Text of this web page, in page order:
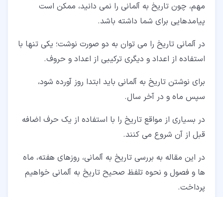
۵‏- بخش هایی از روز به آلمانی
مهم، چون تاریخ به آلمانی را نمی دانید، ممکن است
پیامدهایی برای شما داشته باشد.
در آلمانی تاریخ را می توان به دو صورت نوشت؛ یکی تنها با
استفاده از اعداد و دیگری ترکیبی از اعداد و حروف.
برای نوشتن تاریخ به آلمانی باید ابتدا روز آورده شود،
سپس ماه و در آخر سال.
در بسیاری از مواقع تاریخ را با استفاده از یک حرف اضافه
قبل از آن شروع می کنند.
در این مقاله به بررسی تاریخ به آلمانی، روزهای هفته، ماه
ها و فصول و نحوه تلفظ صحیح تاریخ به آلمانی خواهیم
پرداخت.